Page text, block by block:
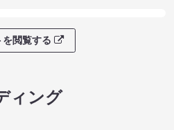
を閲覧する
ィング